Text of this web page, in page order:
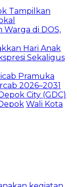
Tampilkan
Warga di DOS,
Hari Anak
Sekaligus
Pramuka
2026–2031
City (GDC)
Wali Kota